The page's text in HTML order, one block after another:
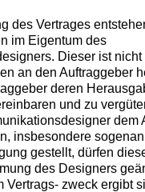
des Vertrages
im Eigentum des
Dieser ist
an den Auftraggeber
deren
und zu
dem
insbesondere
gestellt, dürfen
des Designers
Vertrags- zweck ergibt